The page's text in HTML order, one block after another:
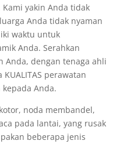
yakin Anda tidak
Anda tidak nyaman
waktu untuk
Anda. Serahkan
Anda, dengan tenaga ahli
perawatan
Anda.
noda membandel,
pada lantai, yang rusak
beberapa jenis